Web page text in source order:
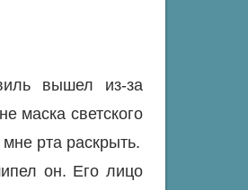
вышел из-за
маска светского
рта раскрыть.
он. Его лицо